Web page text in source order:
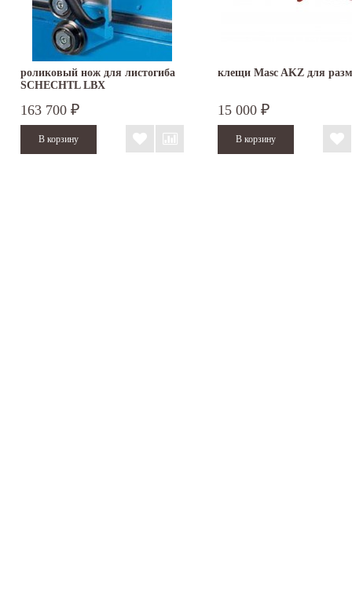
роликовый нож для листогиба
SCHECHTL LBX
163 700 ₽
клещи Masc AKZ для
15 000 ₽